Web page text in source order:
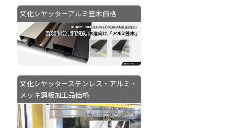
文化シヤッターアルミ笠木価格
文化シヤッターステンレス・アルミ・
メッキ鋼板加工品価格